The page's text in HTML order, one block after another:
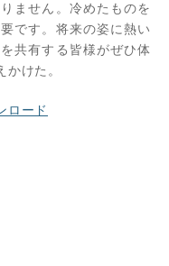
ません。冷めたものを
です。将来の姿に熱い
共有する皆様がぜひ体
けた。
ロード